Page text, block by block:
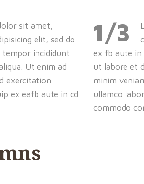
sit amet,
elit, sed do
tempor incididunt
Ut enim ad
exercitation
ex eafb aute in cd
1/3
ex fb aute in
ut labore et
minim
ullamco
commodo